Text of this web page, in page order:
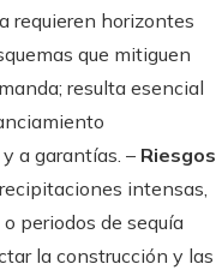
requieren horizontes
que mitiguen
resulta esencial
a garantías. – Riesgos
intensas,
periodos de sequía
la construcción y las